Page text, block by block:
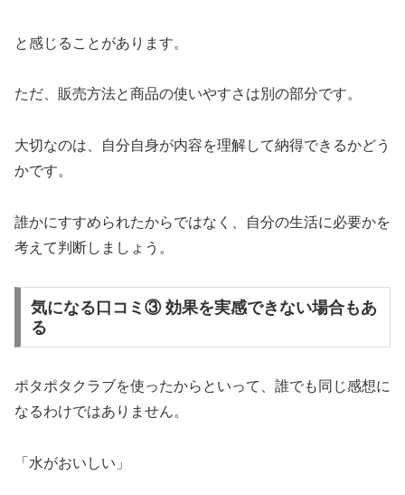
と感じることがあります。
ただ、販売方法と商品の使いやすさは別の部分です。
大切なのは、自分自身が内容を理解して納得できるかどう
かです。
誰かにすすめられたからではなく、自分の生活に必要かを
考えて判断しましょう。
気になる口コミ③ 効果を実感できない場合もあ
る
ポタポタクラブを使ったからといって、誰でも同じ感想に
なるわけではありません。
「水がおいしい」